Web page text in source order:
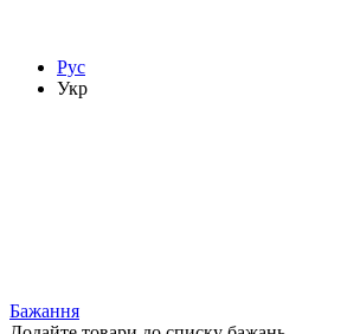
Рус
Укр
Бажання